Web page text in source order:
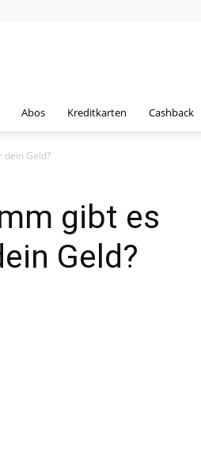
Abos Kreditkarten Cashback
Geld?
gibt es
Geld?